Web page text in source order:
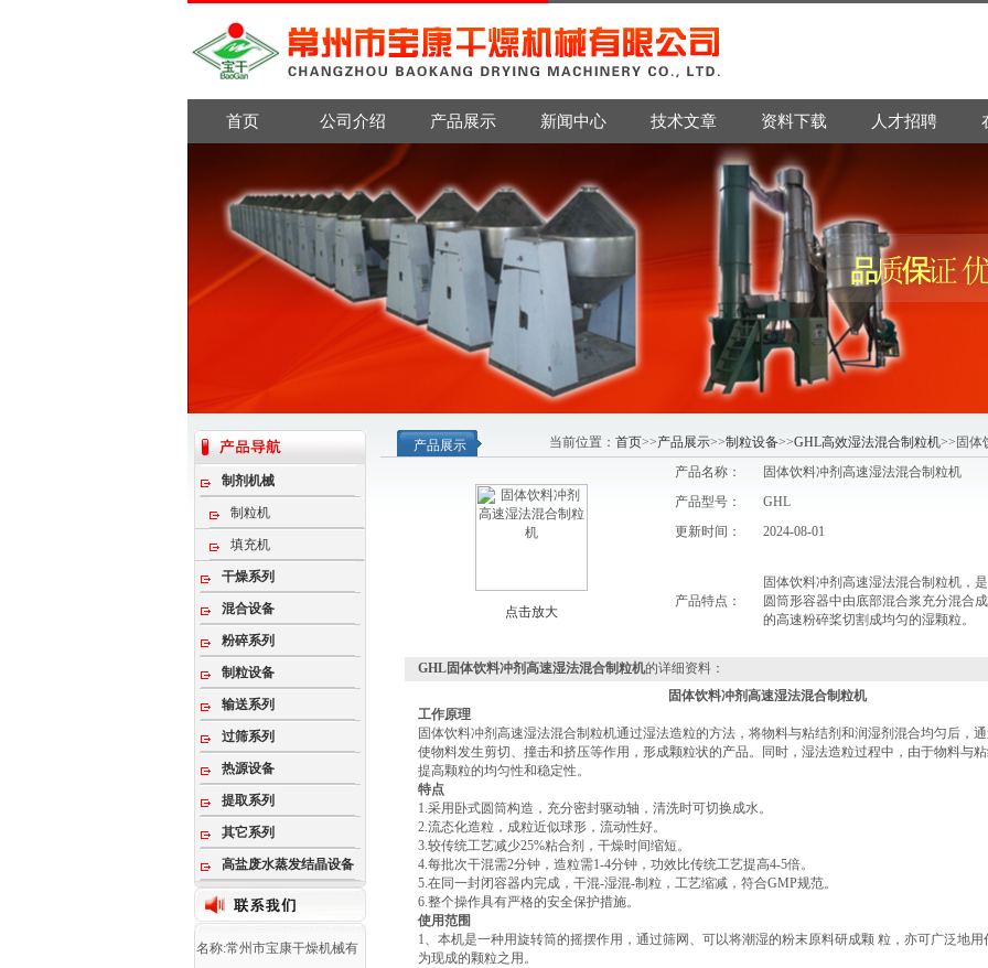
首页 公司介绍 产品展示 新闻中心 技术文章 资料下载 人才招聘
制剂机械
制粒机
填充机
干燥系列
混合设备
粉碎系列
制粒设备
输送系列
过筛系列
热源设备
提取系列
其它系列
高盐废水蒸发结晶设备
名称:常州市宝康干燥机械有
产品展示 当前位置： 首页>>产品展示>>制粒设备>>GHL高效湿法混合制粒机>>固体
点击放大
产品名称：
固体饮料冲剂高速湿法混合制粒机
产品型号：
GHL
更新时间：
2024-08-01
产品特点：
固体饮料冲剂高速湿法混合制粒机，
圆筒形容器中由底部混合浆充分混合
的高速粉碎桨切割成均匀的湿颗粒。
GHL固体饮料冲剂高速湿法混合制粒机的详细资料：
固体饮料冲剂高速湿法混合制粒机
工作原理
固体饮料冲剂高速湿法混合制粒机通过湿法造粒的方法，将物料与粘结剂和润湿剂混合均匀后，通
使物料发生剪切、撞击和挤压等作用，形成颗粒状的产品。同时，湿法造粒过程中，由于物料与
提高颗粒的均匀性和稳定性。
特点
1.采用卧式圆筒构造，充分密封驱动轴，清洗时可切换成水。
2.流态化造粒，成粒近似球形，流动性好。
3.较传统工艺减少25%粘合剂，干燥时间缩短。
4.每批次干混需2分钟，造粒需1-4分钟，功效比传统工艺提高4-5倍。
5.在同一封闭容器内完成，干混-湿混-制粒，工艺缩减，符合GMP规范。
6.整个操作具有严格的安全保护措施。
使用范围
1、本机是一种用旋转筒的摇摆作用，通过筛网、可以将潮湿的粉末原料研成颗 粒，亦可广泛地
为现成的颗粒之用。